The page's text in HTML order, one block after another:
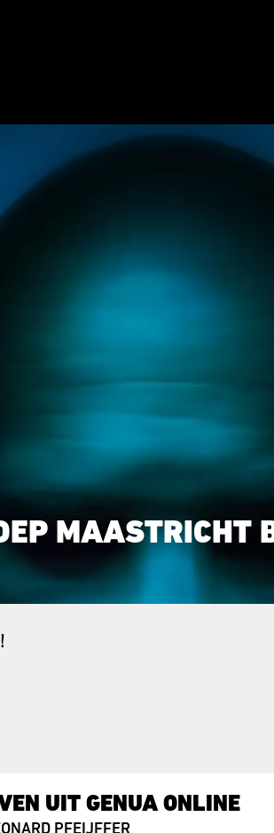
MAASTRICHT
UIT GENUA ONLINE